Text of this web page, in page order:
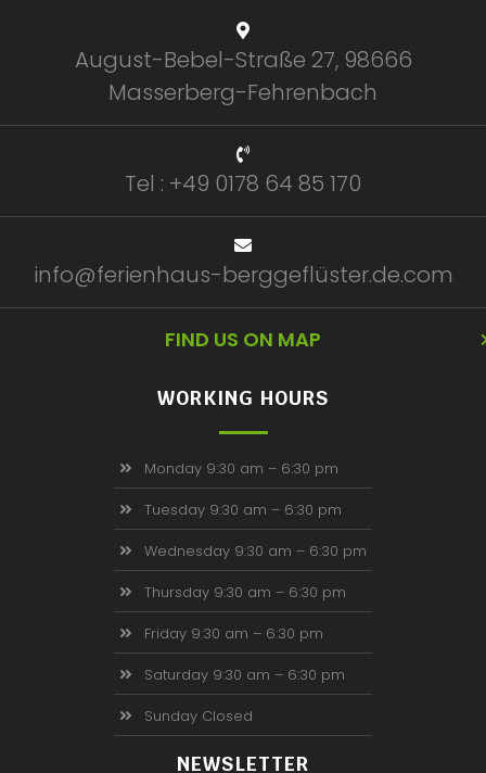
August-Bebel-Straße 27, 98666
Masserberg-Fehrenbach
Tel : +49 0178 64 85 170
info@ferienhaus-berggeflüster.de.com
FIND US ON MAP
WORKING HOURS
Monday 9:30 am – 6:30 pm
Tuesday 9:30 am – 6:30 pm
Wednesday 9:30 am – 6:30 pm
Thursday 9:30 am – 6:30 pm
Friday 9:30 am – 6:30 pm
Saturday 9:30 am – 6:30 pm
Sunday Closed
NEWSLETTER